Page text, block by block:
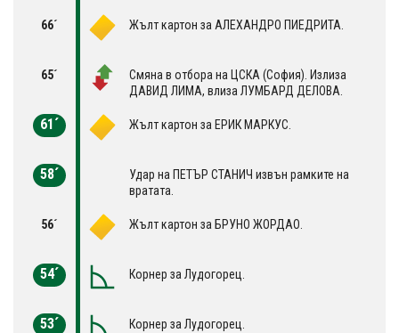
66´ Жълт картон за АЛЕХАНДРО ПИЕДРИТА.
65´
Смяна в отбора на ЦСКА (София). Излиза
ДАВИД ЛИМА, влиза ЛУМБАРД ДЕЛОВА.
61´ Жълт картон за ЕРИК МАРКУС.
58´
Удар на ПЕТЪР СТАНИЧ извън рамките на
вратата.
56´ Жълт картон за БРУНО ЖОРДАО.
54´ Корнер за Лудогорец.
53´ Корнер за Лудогорец.